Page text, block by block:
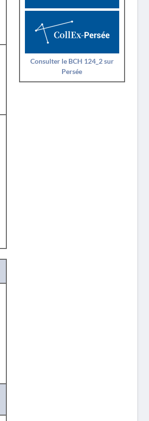
Consulter le BCH 124_2 sur
Persée